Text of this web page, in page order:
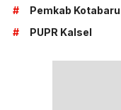
#
Pemkab Kotabaru
#
PUPR Kalsel